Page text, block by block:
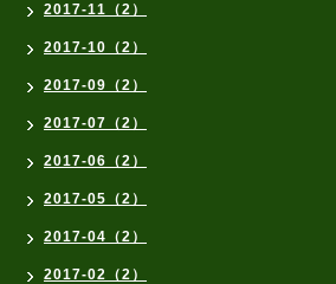
2017-11（2）
2017-10（2）
2017-09（2）
2017-07（2）
2017-06（2）
2017-05（2）
2017-04（2）
2017-02（2）